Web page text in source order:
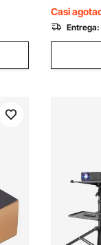
Oficina
Casi
Entrega: